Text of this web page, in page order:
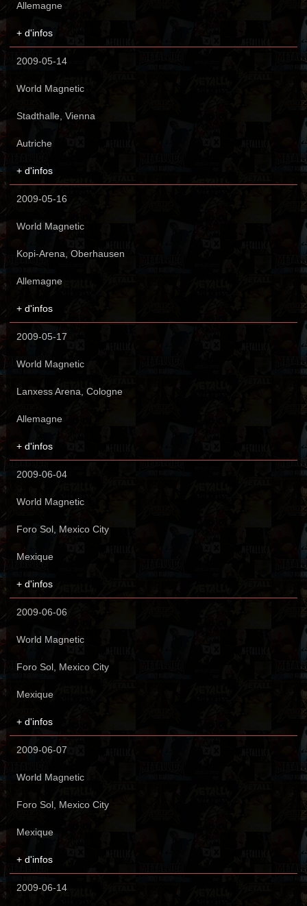
Allemagne
+ d'infos
2009-05-14
World Magnetic
Stadthalle, Vienna
Autriche
+ d'infos
2009-05-16
World Magnetic
Kopi-Arena, Oberhausen
Allemagne
+ d'infos
2009-05-17
World Magnetic
Lanxess Arena, Cologne
Allemagne
+ d'infos
2009-06-04
World Magnetic
Foro Sol, Mexico City
Mexique
+ d'infos
2009-06-06
World Magnetic
Foro Sol, Mexico City
Mexique
+ d'infos
2009-06-07
World Magnetic
Foro Sol, Mexico City
Mexique
+ d'infos
2009-06-14